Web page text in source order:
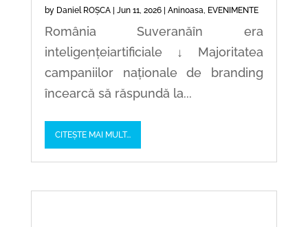
by Daniel ROȘCA| Jun 11, 2026| Aninoasa, EVENIMENTE
România Suveranăîn era
inteligențeiartificiale ↓ Majoritatea
campaniilor naționale de branding
încearcă să răspundă la...
CITEȘTE MAI MULT...